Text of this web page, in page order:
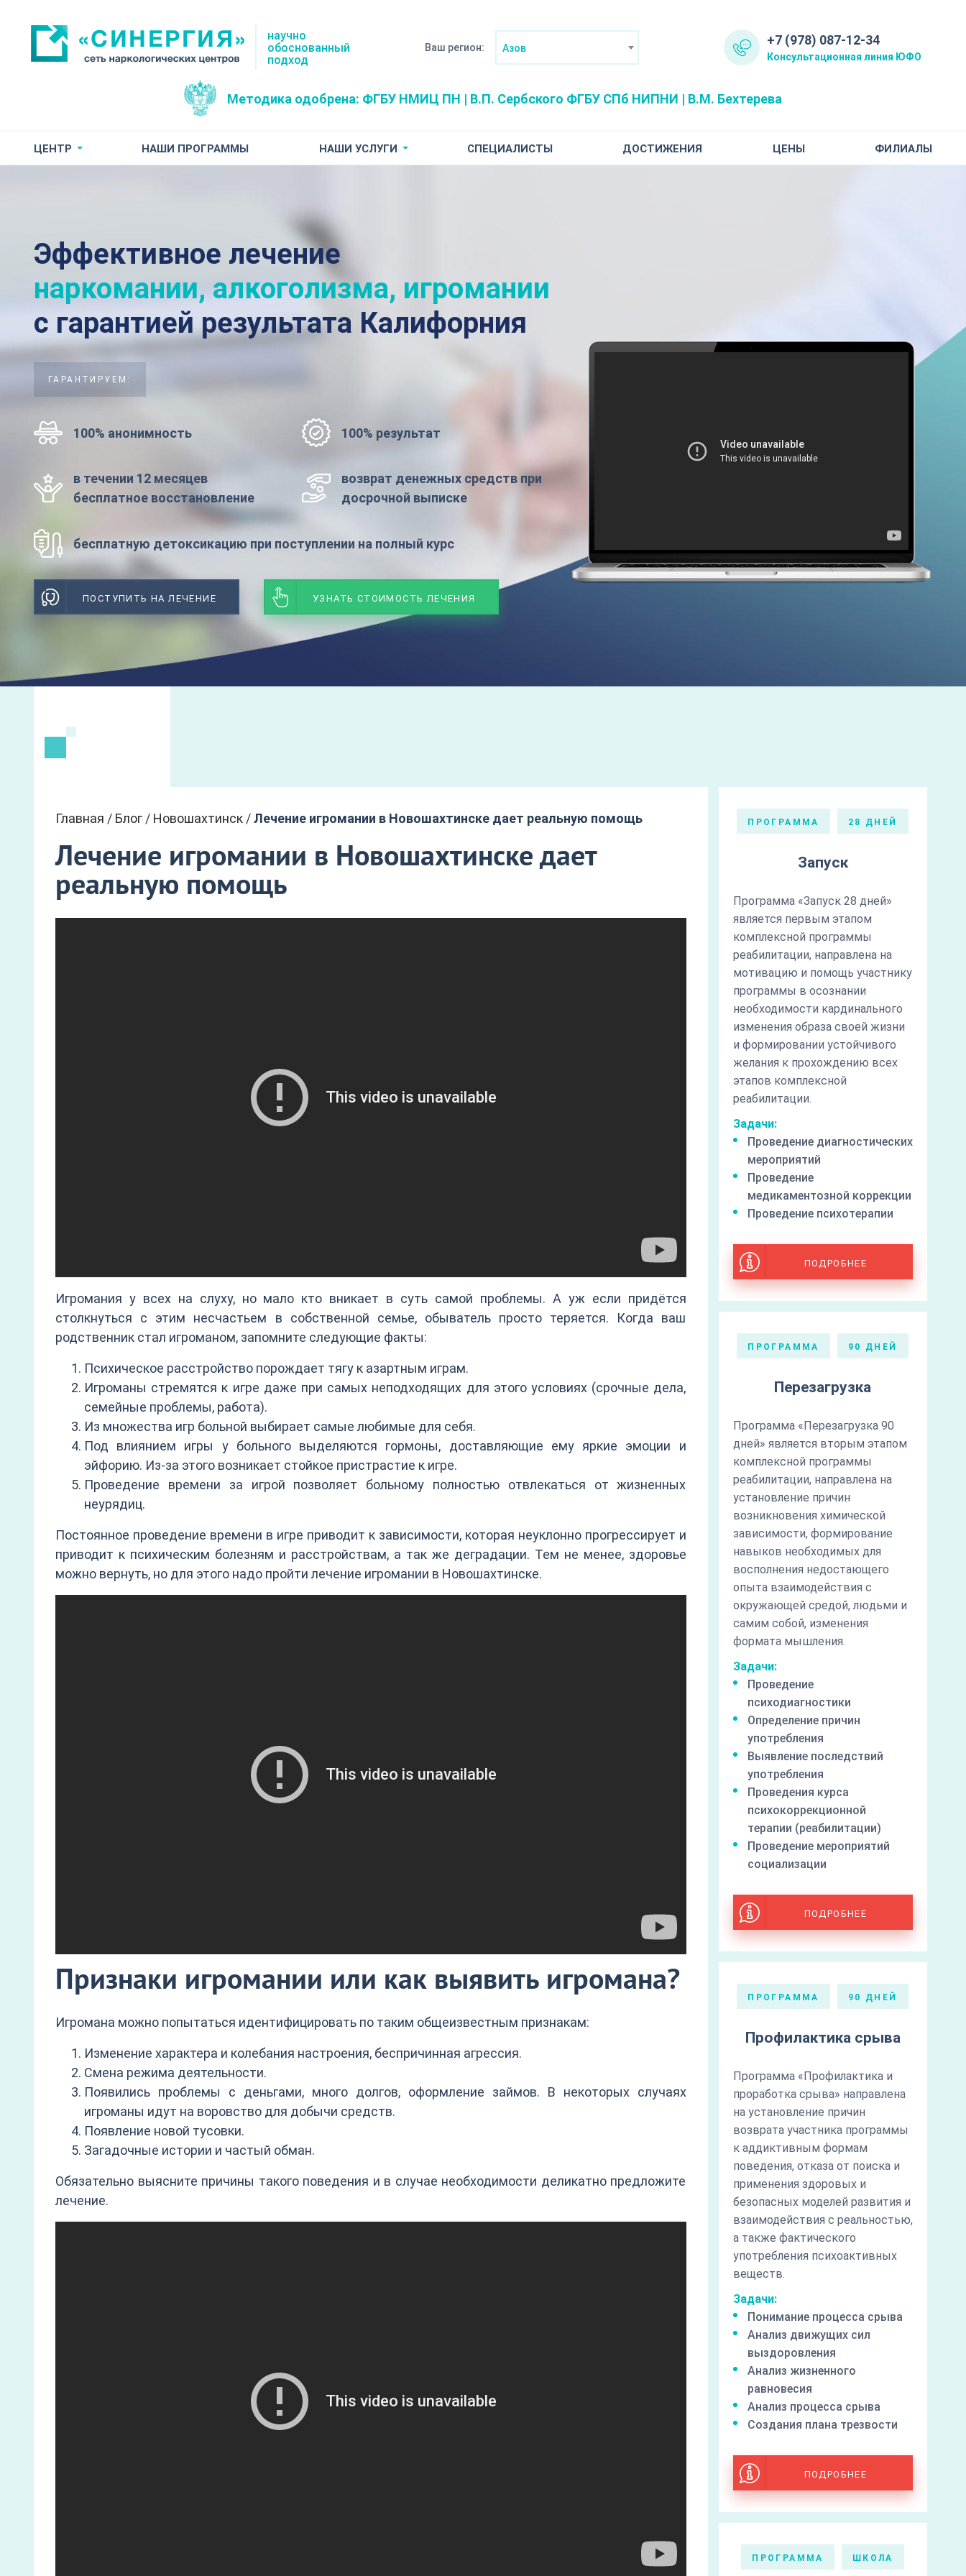
научно
обоснованный
подход
Ваш регион: Азов
+7 (978) 087-12-34
Консультационная линия ЮФО
Методика одобрена: ФГБУ НМИЦ ПН | В.П. Сербского ФГБУ СПб НИПНИ | В.М. Бехтерева
ЦЕНТР НАШИ ПРОГРАММЫ НАШИ УСЛУГИ СПЕЦИАЛИСТЫ ДОСТИЖЕНИЯ ЦЕНЫ ФИЛИАЛЫ
Эффективное лечение
наркомании, алкоголизма, игромании
с гарантией результата Калифорния
ГАРАНТИРУЕМ:
100% анонимность 100% результат
в течении 12 месяцев
бесплатное восстановление
возврат денежных средств при
досрочной выписке
бесплатную детоксикацию при поступлении на полный курс
ПОСТУПИТЬ НА ЛЕЧЕНИЕ УЗНАТЬ СТОИМОСТЬ ЛЕЧЕНИЯ
Главная / Блог / Новошахтинск /Лечение игромании в Новошахтинске дает реальную помощь
Лечение игромании в Новошахтинске дает
реальную помощь
Игромания у всех на слуху, но мало кто вникает в суть самой проблемы. А уж если придётся
столкнуться с этим несчастьем в собственной семье, обыватель просто теряется. Когда ваш
родственник стал игроманом, запомните следующие факты:
Психическое расстройство порождает тягу к азартным играм.
Игроманы стремятся к игре даже при самых неподходящих для этого условиях (срочные дела,
семейные проблемы, работа).
Из множества игр больной выбирает самые любимые для себя.
Под влиянием игры у больного выделяются гормоны, доставляющие ему яркие эмоции и
эйфорию. Из-за этого возникает стойкое пристрастие к игре.
Проведение времени за игрой позволяет больному полностью отвлекаться от жизненных
неурядиц.
Постоянное проведение времени в игре приводит к зависимости, которая неуклонно прогрессирует и
приводит к психическим болезням и расстройствам, а так же деградации. Тем не менее, здоровье
можно вернуть, но для этого надо пройти лечение игромании в Новошахтинске.
Признаки игромании или как выявить игромана?
Игромана можно попытаться идентифицировать по таким общеизвестным признакам:
Изменение характера и колебания настроения, беспричинная агрессия.
Смена режима деятельности.
Появились проблемы с деньгами, много долгов, оформление займов. В некоторых случаях
игроманы идут на воровство для добычи средств.
Появление новой тусовки.
Загадочные истории и частый обман.
Обязательно выясните причины такого поведения и в случае необходимости деликатно предложите
лечение.
ПРОГРАММА 28 ДНЕЙ
Запуск
Программа «Запуск 28 дней»
является первым этапом
комплексной программы
реабилитации, направлена на
мотивацию и помощь участнику
программы в осознании
необходимости кардинального
изменения образа своей жизни
и формировании устойчивого
желания к прохождению всех
этапов комплексной
реабилитации.
Задачи:
Проведение диагностических
мероприятий
Проведение
медикаментозной коррекции
Проведение психотерапии
ПОДРОБНЕЕ
ПРОГРАММА 90 ДНЕЙ
Перезагрузка
Программа «Перезагрузка 90
дней» является вторым этапом
комплексной программы
реабилитации, направлена на
установление причин
возникновения химической
зависимости, формирование
навыков необходимых для
восполнения недостающего
опыта взаимодействия с
окружающей средой, людьми и
самим собой, изменения
формата мышления.
Задачи:
Проведение
психодиагностики
Определение причин
употребления
Выявление последствий
употребления
Проведения курса
психокоррекционной
терапии (реабилитации)
Проведение мероприятий
социализации
ПОДРОБНЕЕ
ПРОГРАММА 90 ДНЕЙ
Профилактика срыва
Программа «Профилактика и
проработка срыва» направлена
на установление причин
возврата участника программы
к аддиктивным формам
поведения, отказа от поиска и
применения здоровых и
безопасных моделей развития и
взаимодействия с реальностью,
а также фактического
употребления психоактивных
веществ.
Задачи:
Понимание процесса срыва
Анализ движущих сил
выздоровления
Анализ жизненного
равновесия
Анализ процесса срыва
Создания плана трезвости
ПОДРОБНЕЕ
ПРОГРАММА ШКОЛА